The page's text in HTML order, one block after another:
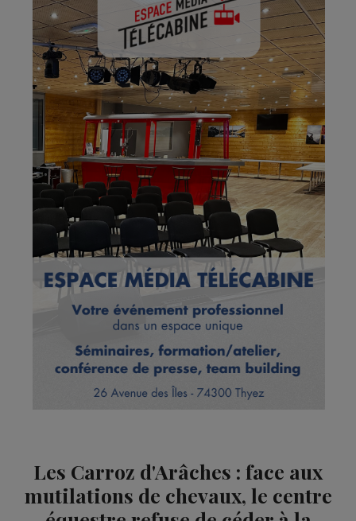
Les Carroz d'Arâches : face aux
mutilations de chevaux, le centre